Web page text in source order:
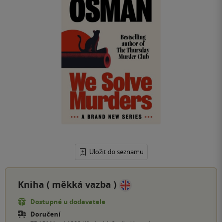
Uložit do seznamu
Kniha ( měkká vazba )
Dostupné u dodavatele
Doručení